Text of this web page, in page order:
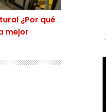
¿Por qué
mejor